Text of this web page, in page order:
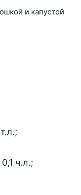
ч.л.;